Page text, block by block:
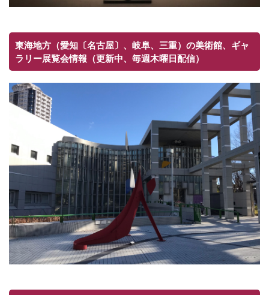
東海地方（愛知〔名古屋〕、岐阜、三重）の美術館、ギャ
ラリー展覧会情報（更新中、毎週木曜日配信）